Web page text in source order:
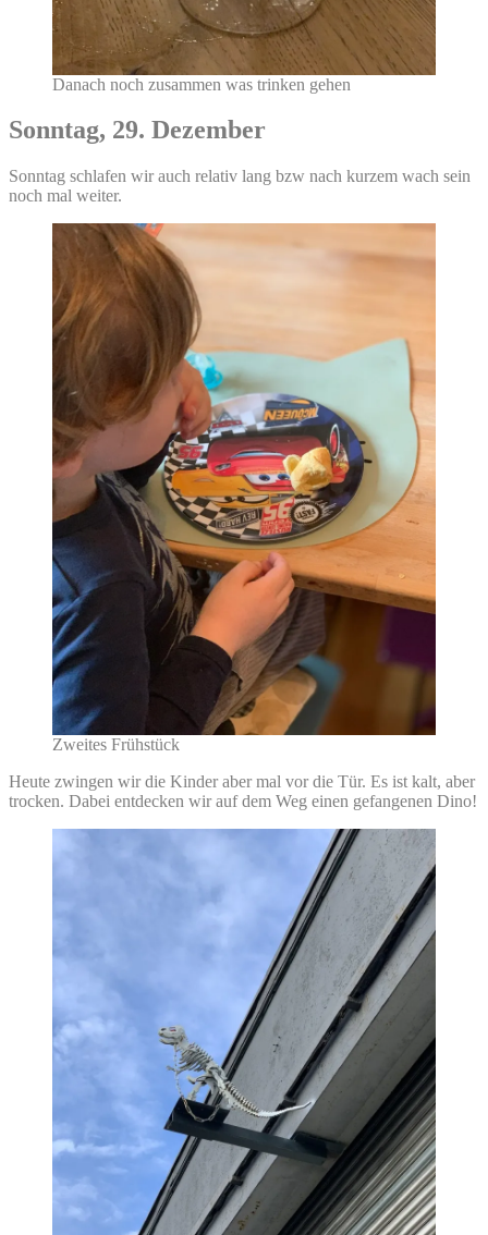
Danach noch zusammen was trinken gehen
Sonntag, 29. Dezember
Sonntag schlafen wir auch relativ lang bzw nach kurzem wach sein
noch mal weiter.
Zweites Frühstück
Heute zwingen wir die Kinder aber mal vor die Tür. Es ist kalt, aber
trocken. Dabei entdecken wir auf dem Weg einen gefangenen Dino!